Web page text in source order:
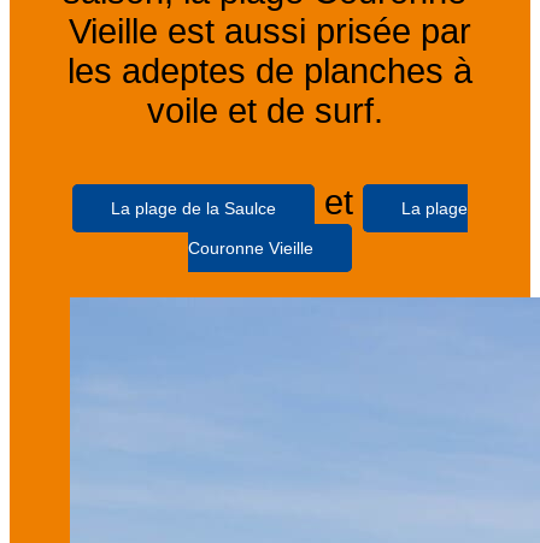
Vieille est aussi prisée par
les adeptes de planches à
voile et de surf.
La plage de la Saulce et La plage
Couronne Vieille